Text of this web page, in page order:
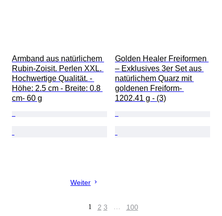
Armband aus natürlichem
Rubin-Zoisit. Perlen XXL.
Hochwertige Qualität. -
Höhe: 2.5 cm - Breite: 0.8
cm- 60 g
Golden Healer Freiformen
– Exklusives 3er Set aus
natürlichem Quarz mit
goldenen Freiform-
1202.41 g - (3)
Weiter
1 2 3 … 100